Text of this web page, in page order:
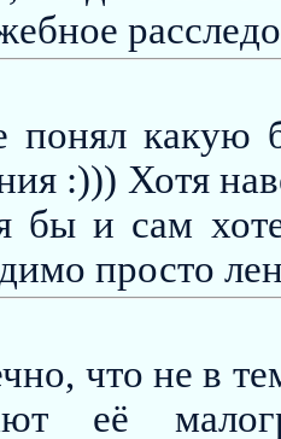
какую
:))) Хотя
бы и сам
просто
что не в
её